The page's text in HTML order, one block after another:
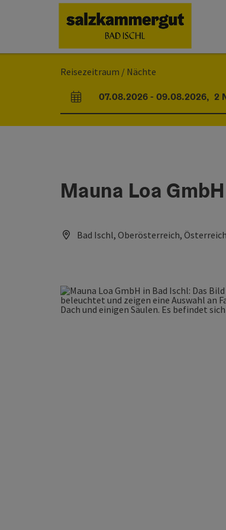
[0]
Zur Navigation[1]
Zum Seitenanfang
[7]
Reisezeitraum / Nächte
An- und Abreisefelder
07.08.2026- 09.08.2026, 2
Mauna Loa GmbH
Bad Ischl, Oberösterreich, Österreich